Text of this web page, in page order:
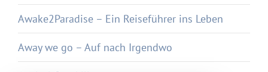
Awake2Paradise – Ein Reiseführer ins Leben
Away we go – Auf nach Irgendwo